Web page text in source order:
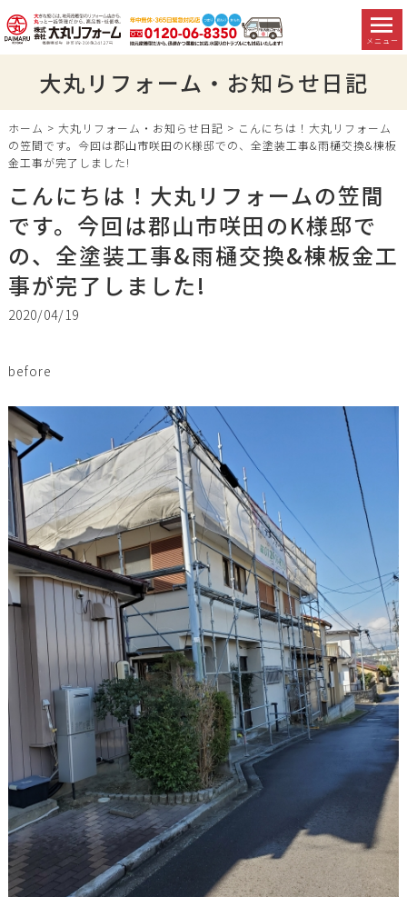
メニュー
大丸リフォーム・お知らせ日記
ホーム > 大丸リフォーム・お知らせ日記 > こんにちは！大丸リフォーム
の笠間です。今回は郡山市咲田のK様邸での、全塗装工事&雨樋交換&棟板
金工事が完了しました!
こんにちは！大丸リフォームの笠間
です。今回は郡山市咲田のK様邸で
の、全塗装工事&雨樋交換&棟板金工
事が完了しました!
2020/04/19
before